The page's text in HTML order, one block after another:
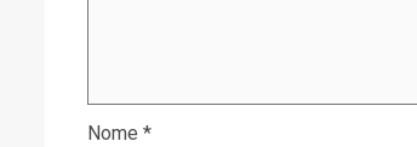
Nome *